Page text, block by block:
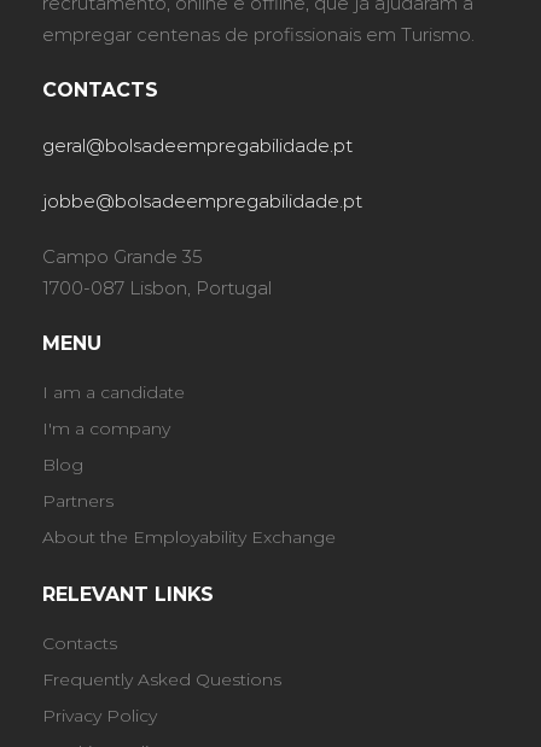
empregar centenas de profissionais em Turismo.
CONTACTS
geral@bolsadeempregabilidade.pt
jobbe@bolsadeempregabilidade.pt
Campo Grande 35
1700-087 Lisbon, Portugal
MENU
I am a candidate
I'm a company
Blog
Partners
About the Employability Exchange
RELEVANT LINKS
Contacts
Frequently Asked Questions
Privacy Policy